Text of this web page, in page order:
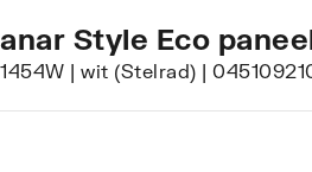
Style Eco
| wit (Stelrad) |